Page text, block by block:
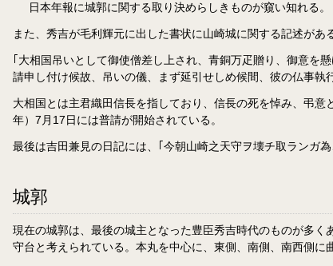
日本年報に城郭に関する取り決めらしきものが窺い知れる。
また、秀吉が毛利輝元に出した書状に山崎城に関する記述がある
｢大相国吊いとして御使僧差し上され、青銅万疋贈り、御意を
請申し付け候故、吊いの儀、まず延引せしめ候間、彼の仏事
大相国とは主君織田信長を指しており、信長の死を悼み、弔
年）7月17日には普請が開始されている。
最後は吉田兼見の日記には、｢今朝山崎之天守ヲ壊チ取ランガ
城郭
現在の城郭は、最後の城主となった豊臣秀吉時代のものが多
守台と考えられている。本丸を中心に、東側、南側、南西側に